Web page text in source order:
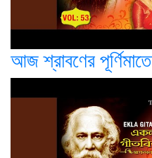
আজ শ্রাবণের পূর্ণিমাতে